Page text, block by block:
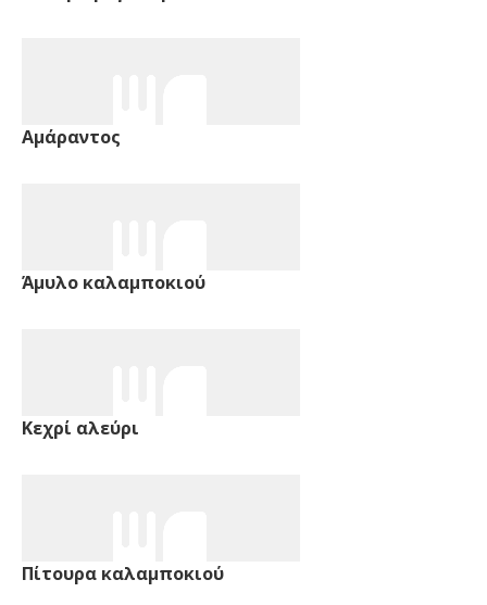
Αμάραντος
Άμυλο καλαμποκιού
Κεχρί αλεύρι
Πίτουρα καλαμποκιού